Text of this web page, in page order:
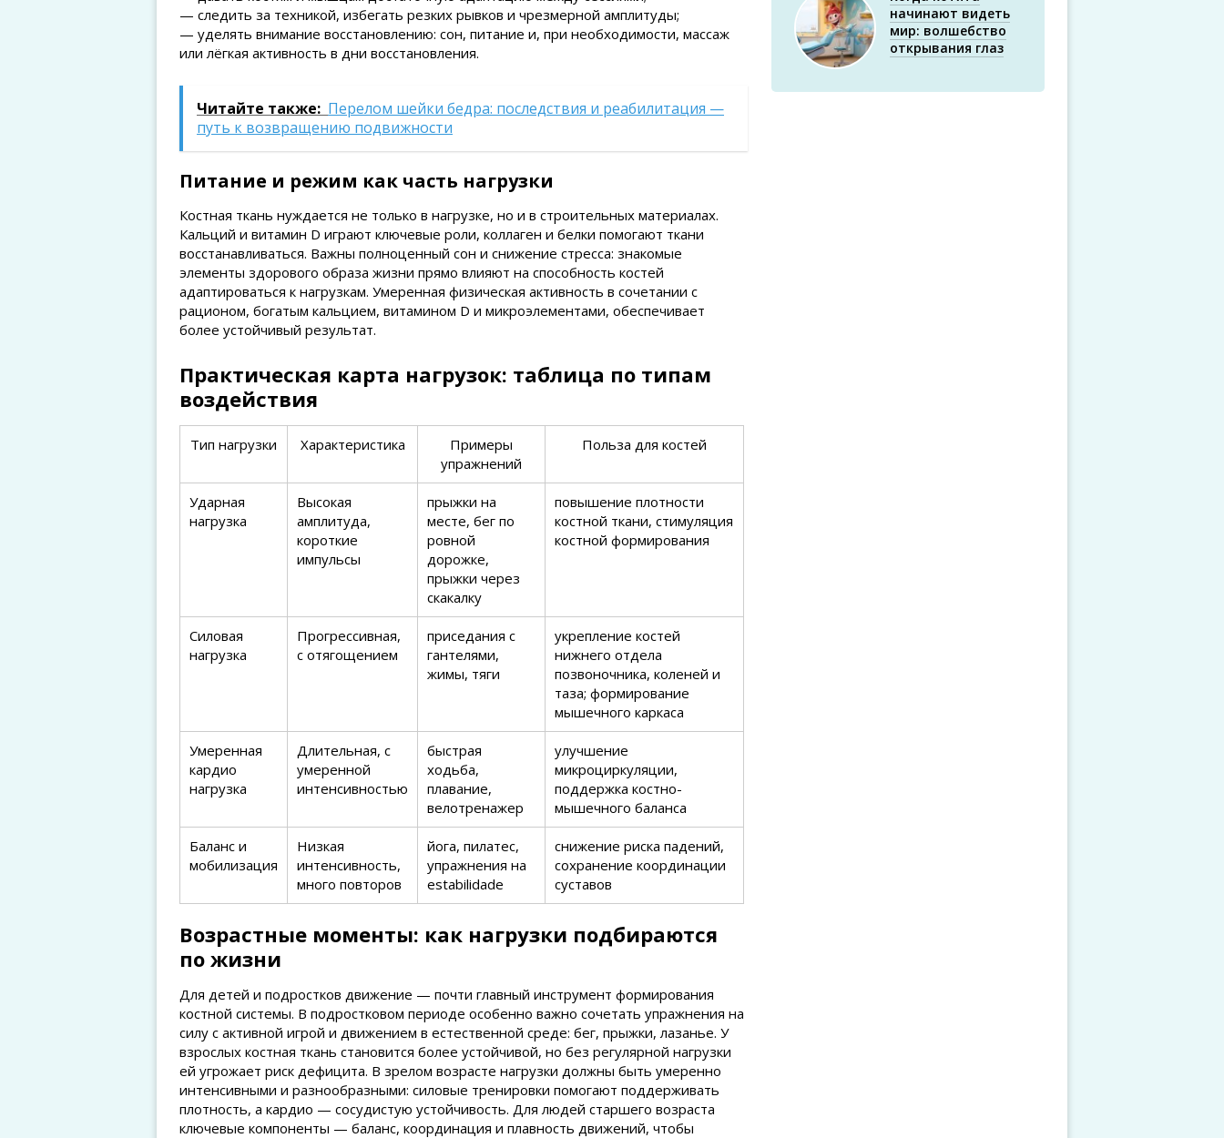
— следить за техникой, избегать резких рывков и чрезмерной амплитуды;
— уделять внимание восстановлению: сон, питание и, при необходимости, массаж
или лёгкая активность в дни восстановления.
Читайте также: Перелом шейки бедра: последствия и реабилитация —
путь к возвращению подвижности
Питание и режим как часть нагрузки
Костная ткань нуждается не только в нагрузке, но и в строительных материалах.
Кальций и витамин D играют ключевые роли, коллаген и белки помогают ткани
восстанавливаться. Важны полноценный сон и снижение стресса: знакомые
элементы здорового образа жизни прямо влияют на способность костей
адаптироваться к нагрузкам. Умеренная физическая активность в сочетании с
рационом, богатым кальцием, витамином D и микроэлементами, обеспечивает
более устойчивый результат.
Практическая карта нагрузок: таблица по типам
воздействия
Тип нагрузки Характеристика
Примеры
упражнений
Польза для костей
Ударная
нагрузка
Высокая
амплитуда,
короткие
импульсы
прыжки на
месте, бег по
ровной
дорожке,
прыжки через
скакалку
повышение плотности
костной ткани, стимуляция
костной формирования
Силовая
нагрузка
Прогрессивная,
с отягощением
приседания с
гантелями,
жимы, тяги
укрепление костей
нижнего отдела
позвоночника, коленей и
таза; формирование
мышечного каркаса
Умеренная
кардио
нагрузка
Длительная, с
умеренной
интенсивностью
быстрая
ходьба,
плавание,
велотренажер
улучшение
микроциркуляции,
поддержка костно-
мышечного баланса
Баланс и
мобилизация
Низкая
интенсивность,
много повторов
йога, пилатес,
упражнения на
estabilidade
снижение риска падений,
сохранение координации
суставов
Возрастные моменты: как нагрузки подбираются
по жизни
Для детей и подростков движение — почти главный инструмент формирования
костной системы. В подростковом периоде особенно важно сочетать упражнения на
силу с активной игрой и движением в естественной среде: бег, прыжки, лазанье. У
взрослых костная ткань становится более устойчивой, но без регулярной нагрузки
ей угрожает риск дефицита. В зрелом возрасте нагрузки должны быть умеренно
интенсивными и разнообразными: силовые тренировки помогают поддерживать
плотность, а кардио — сосудистую устойчивость. Для людей старшего возраста
ключевые компоненты — баланс, координация и плавность движений, чтобы
начинают видеть
мир: волшебство
открывания глаз